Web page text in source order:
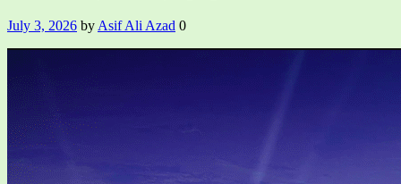
July 3, 2026 by Asif Ali Azad 0